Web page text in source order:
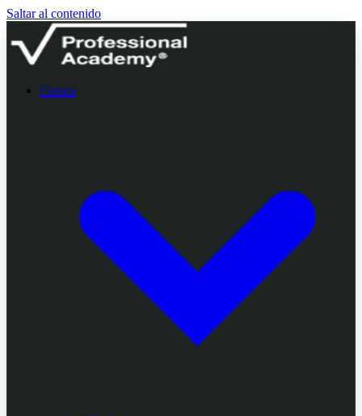
Saltar al contenido
Cursos